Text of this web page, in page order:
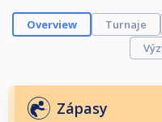
Overview Turnaje
Zápasy